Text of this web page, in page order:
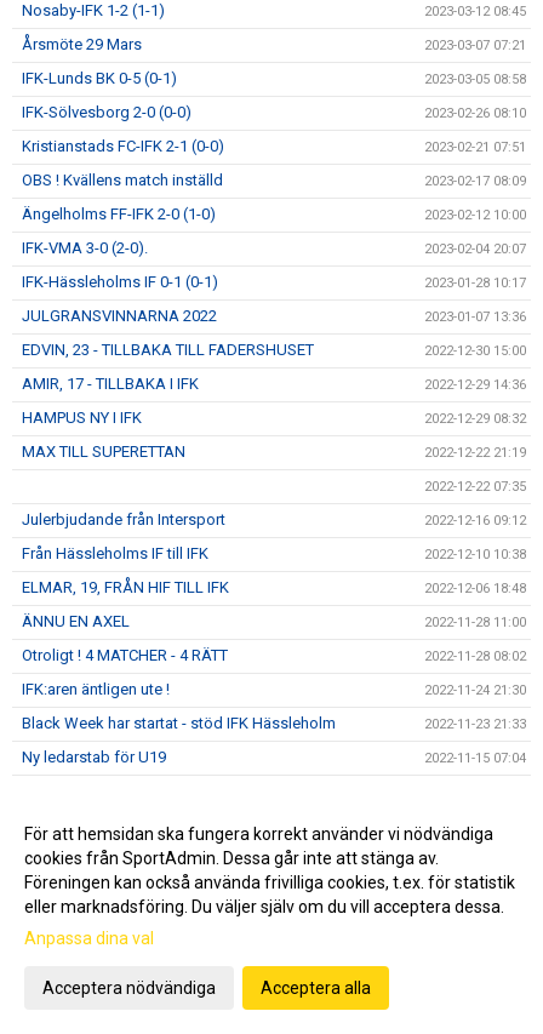
Nosaby-IFK 1-2 (1-1) 2023-03-12 08:45
Årsmöte 29 Mars 2023-03-07 07:21
IFK-Lunds BK 0-5 (0-1) 2023-03-05 08:58
IFK-Sölvesborg 2-0 (0-0) 2023-02-26 08:10
Kristianstads FC-IFK 2-1 (0-0) 2023-02-21 07:51
OBS ! Kvällens match inställd 2023-02-17 08:09
Ängelholms FF-IFK 2-0 (1-0) 2023-02-12 10:00
IFK-VMA 3-0 (2-0). 2023-02-04 20:07
IFK-Hässleholms IF 0-1 (0-1) 2023-01-28 10:17
JULGRANSVINNARNA 2022 2023-01-07 13:36
EDVIN, 23 - TILLBAKA TILL FADERSHUSET 2022-12-30 15:00
AMIR, 17 - TILLBAKA I IFK 2022-12-29 14:36
HAMPUS NY I IFK 2022-12-29 08:32
MAX TILL SUPERETTAN 2022-12-22 21:19
2022-12-22 07:35
Julerbjudande från Intersport 2022-12-16 09:12
Från Hässleholms IF till IFK 2022-12-10 10:38
ELMAR, 19, FRÅN HIF TILL IFK 2022-12-06 18:48
ÄNNU EN AXEL 2022-11-28 11:00
Otroligt ! 4 MATCHER - 4 RÄTT 2022-11-28 08:02
IFK:aren äntligen ute ! 2022-11-24 21:30
Black Week har startat - stöd IFK Hässleholm 2022-11-23 21:33
Ny ledarstab för U19 2022-11-15 07:04
Akademiträning 2022-10-24 10:10
05:A FÅR A-KONTRAKT 2022-10-19 07:22
LINUS, 16, FÅR A-KONTRAKT
IFK - Kristianstad FC
IFK vs Högsby IK
För att hemsidan ska fungera korrekt använder vi nödvändiga
cookies från SportAdmin. Dessa går inte att stänga av.
Föreningen kan också använda frivilliga cookies, t.ex. för statistik
eller marknadsföring. Du väljer själv om du vill acceptera dessa.
Anpassa dina val
Acceptera nödvändiga Acceptera alla